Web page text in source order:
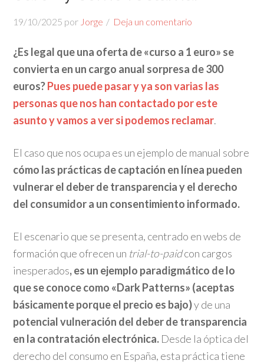
19/10/2025 por Jorge Deja un comentario
¿Es legal que una oferta de «curso a 1 euro» se
convierta en un cargo anual sorpresa de 300
euros?Pues puede pasar y ya son varias las
personas que nos han contactado por este
asunto y vamos a ver si podemos reclamar.
El caso que nos ocupa es un ejemplo de manual sobre
cómo las prácticas de captación en línea pueden
vulnerar el deber de transparencia y el derecho
del consumidor a un consentimiento informado.
El escenario que se presenta, centrado en webs de
formación que ofrecen un trial-to-paidcon cargos
inesperados, es un ejemplo paradigmático de lo
que se conoce como «Dark Patterns» (aceptas
básicamente porque el precio es bajo)y de una
potencial vulneración del deber de transparencia
en la contratación electrónica. Desde la óptica del
derecho del consumo en España, esta práctica tiene